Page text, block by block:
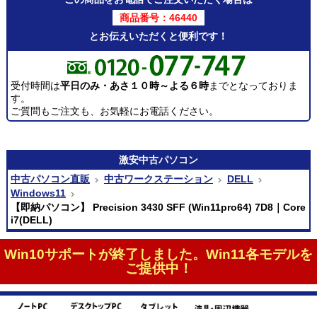
商品番号：46440
とお伝えいただくと便利です！
受付時間は平日のみ・あさ１０時～よる６時までとなっておりま
す。
ご質問もご注文も、お気軽にお電話ください。
激安中古パソコン
中古パソコン直販
中古ワークステーション
DELL
Windows11
【即納パソコン】 Precision 3430 SFF (Win11pro64) 7D8｜Core
i7(DELL)
Win10サポートが終了しました。Win11各モデルを
ご提供中！